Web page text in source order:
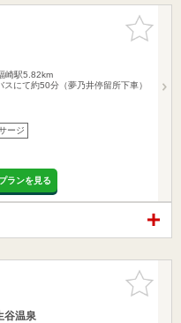
お気に入
りに追加
崎駅5.82km
にて約50分（夢乃井停留所下車）
ージ
ランを見る
お気に入
りに追加
谷温泉